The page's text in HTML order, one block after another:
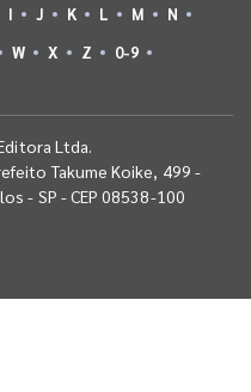
I J K L M
N
W X Z 0-9
Ltda.
Takume Koike, 499 -
- SP - CEP 08538-100